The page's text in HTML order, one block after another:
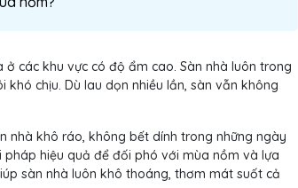
các khu vực có độ ẩm cao. Sàn nhà luôn trong
chịu. Dù lau dọn nhiều lần, sàn vẫn không
nhà khô ráo, không bết dính trong những ngày
hiệu quả để đối phó với mùa nồm và lựa
sàn nhà luôn khô thoáng, thơm mát suốt cả